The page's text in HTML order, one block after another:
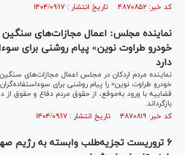
کد خبر: ۴۸۷۰۸۵۲ تاریخ انتشار : ۱۴۰۴/۰۹/۱۷
نماینده مجلس: اعمال مجازات‌های سنگین
خودرو طراوت نوین» پیام روشنی برای
دارد
نماینده مردم اردکان در مجلس اعمال مجازات‌های
خودرو طراوت نوین» را پیام روشنی برای
قضاییه با ورود به‌موقع، از حقوق مردم دفاع و حقوق از
بازگرداند.
کد خبر: ۴۸۷۰۸۱۹ تاریخ انتشار : ۱۴۰۴/۰۹/۱۷
۶ تروریست تجزیه‌طلب وابسته به رژیم